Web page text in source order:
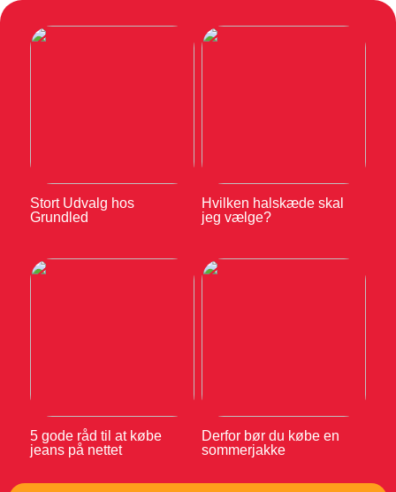
Stort Udvalg hos
Grundled
Hvilken halskæde skal
jeg vælge?
5 gode råd til at købe
jeans på nettet
Derfor bør du købe en
sommerjakke